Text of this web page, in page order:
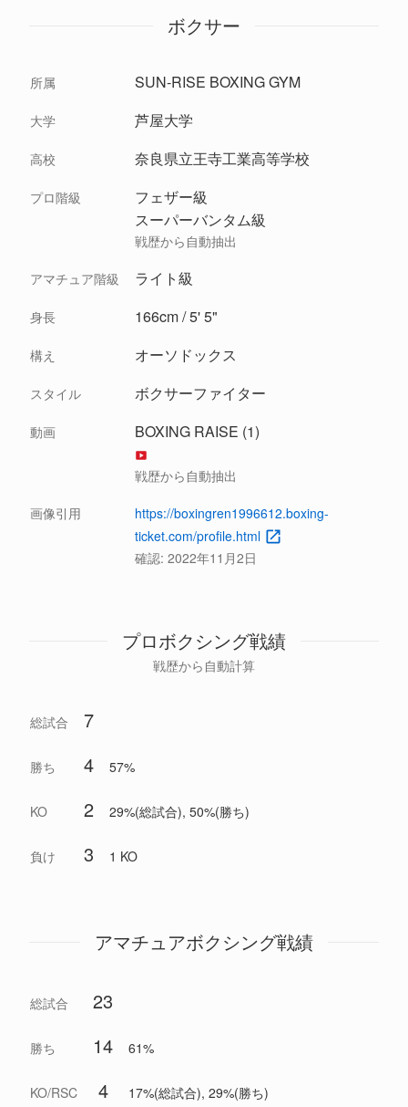
ボクサー
所属 SUN-RISE BOXING GYM
大学 芦屋大学
高校 奈良県立王寺工業高等学校
プロ階級
フェザー級
スーパーバンタム級
戦歴から自動抽出
アマチュア階級 ライト級
身長 166cm / 5' 5"
構え オーソドックス
スタイル ボクサーファイター
動画 BOXING RAISE (1)
戦歴から自動抽出
画像引用
https://boxingren1996612.boxing-
ticket.com/profile.html
確認: 2022年11月2日
プロボクシング戦績
戦歴から自動計算
総試合 7
勝ち 4 57%
KO 2 29%(総試合), 50%(勝ち)
負け 3 1 KO
アマチュアボクシング戦績
総試合 23
勝ち 14 61%
KO/RSC 4 17%(総試合), 29%(勝ち)